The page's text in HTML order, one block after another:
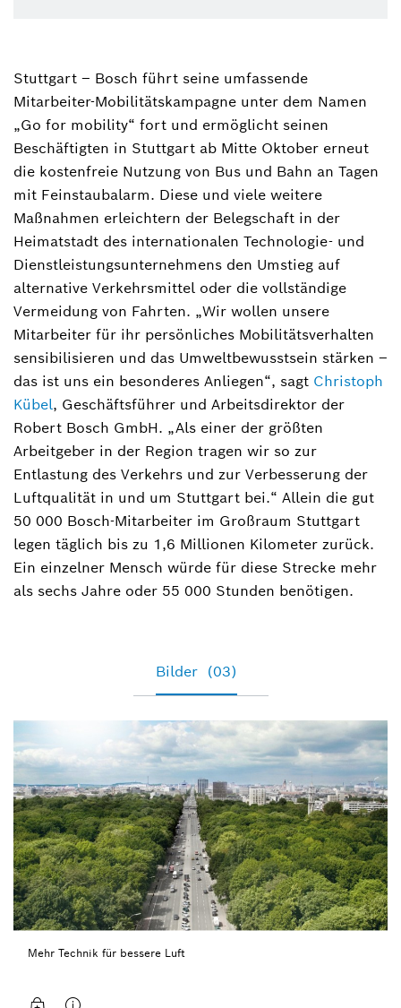
Stuttgart – Bosch führt seine umfassende
Mitarbeiter-Mobilitätskampagne unter dem Namen
„Go for mobility“ fort und ermöglicht seinen
Beschäftigten in Stuttgart ab Mitte Oktober erneut
die kostenfreie Nutzung von Bus und Bahn an Tagen
mit Feinstaubalarm. Diese und viele weitere
Maßnahmen erleichtern der Belegschaft in der
Heimatstadt des internationalen Technologie- und
Dienstleistungsunternehmens den Umstieg auf
alternative Verkehrsmittel oder die vollständige
Vermeidung von Fahrten. „Wir wollen unsere
Mitarbeiter für ihr persönliches Mobilitätsverhalten
sensibilisieren und das Umweltbewusstsein stärken –
das ist uns ein besonderes Anliegen“, sagt Christoph
Kübel, Geschäftsführer und Arbeitsdirektor der
Robert Bosch GmbH. „Als einer der größten
Arbeitgeber in der Region tragen wir so zur
Entlastung des Verkehrs und zur Verbesserung der
Luftqualität in und um Stuttgart bei.“ Allein die gut
50 000 Bosch-Mitarbeiter im Großraum Stuttgart
legen täglich bis zu 1,6 Millionen Kilometer zurück.
Ein einzelner Mensch würde für diese Strecke mehr
als sechs Jahre oder 55 000 Stunden benötigen.
Bilder (03)
Mehr Technik für bessere Luft